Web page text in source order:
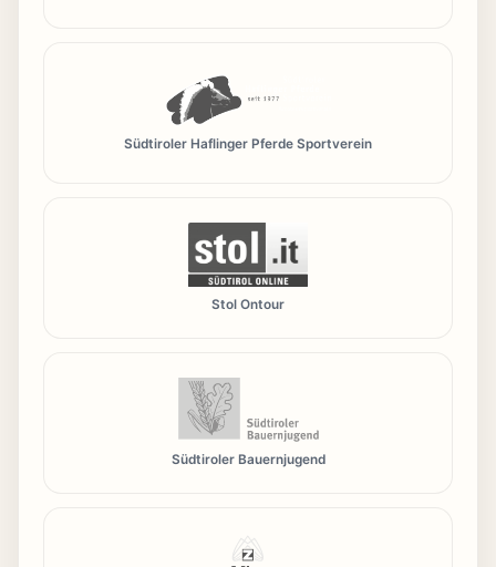
Südtiroler Haflinger Pferde Sportverein
Stol Ontour
Südtiroler Bauernjugend